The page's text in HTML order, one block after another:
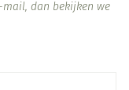
dan bekijken we